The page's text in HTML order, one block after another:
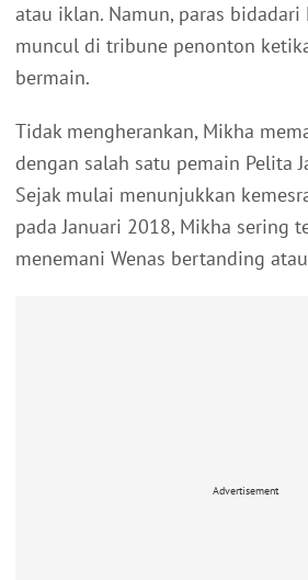
atau iklan. Namun, paras
muncul di tribune penonton
bermain.
Tidak mengherankan, Mikha
dengan salah satu pemain Pelita
Sejak mulai menunjukkan
pada Januari 2018, Mikha sering
menemani Wenas bertanding
Advertisement